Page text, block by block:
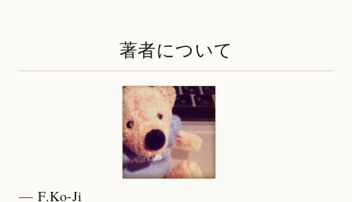
著者について
F.Ko-Ji